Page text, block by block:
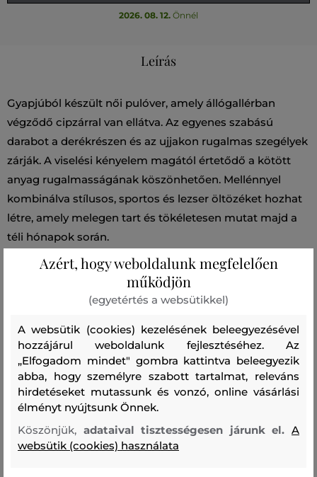
2026. 08. 12. Önnél
Leírás
Gyapjúból készült női pulóver, amely állógallérban
végződő cipzárral van ellátva. Az egyenes szabású
darabot a derékrészen és az ujjakon rugalmas szegélyek
zárják. A viselési kényelem magától értetődő a kötött
anyag rugalmasságának köszönhetően. Mellénnyel
kombinálva stílusos, sportos és lezser öltözéket hozhat
létre, amely melegen tart és tökéletesen mutat majd a
téli hónapok során.
Termék kódja
309597_4K44-624-CW-24
Összetétel
felső anyag
63 % 22 % 6 %
POLIAMID
ELASZTÁN
3 %
Azért, hogy weboldalunk megfelelően
működjön
(egyetértés a websütikkel)
A websütik (cookies) kezelésének beleegyezésével
hozzájárul weboldalunk fejlesztéséhez. Az
„Elfogadom mindet" gombra kattintva beleegyezik
abba, hogy személyre szabott tartalmat, releváns
hirdetéseket mutassunk és vonzó, online vásárlási
élményt nyújtsunk Önnek.
Köszönjük, adataival tisztességesen járunk el.A
websütik (cookies) használata